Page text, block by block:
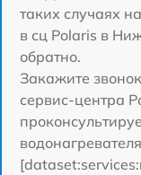
таких случаях
в сц Polaris в
обратно.
Закажите
сервис-центра